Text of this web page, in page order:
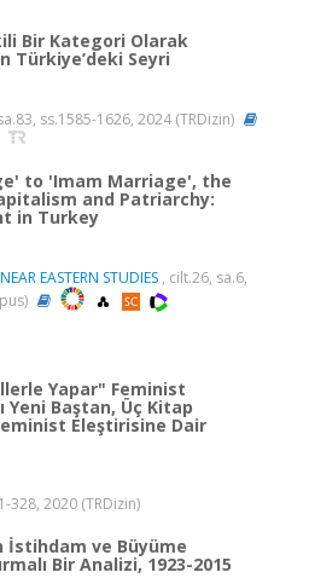
Bir Kategori Olarak
Türkiye’deki Seyri
ss.1585-1626, 2024 (TRDizin)
to 'Imam Marriage', the
and Patriarchy:
in Turkey
EASTERN STUDIES , cilt.26, sa.6,
Yapar" Feminist
Baştan, Üç Kitap
Eleştirisine Dair
328, 2020 (TRDizin)
İstihdam ve Büyüme
Bir Analizi, 1923-2015